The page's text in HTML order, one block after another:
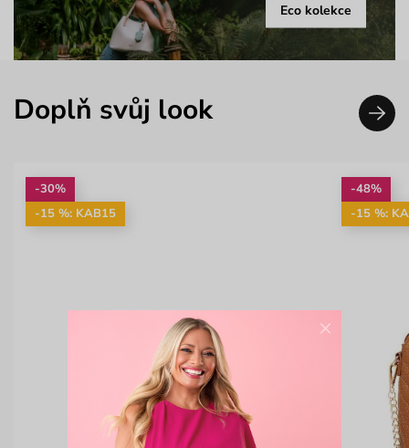
Eco kolekce
Doplň svůj look
-30%
-15 %: KAB15
-48%
-15 %:
×